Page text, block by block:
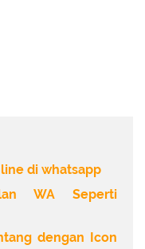
di whatsapp
WA Seperti
dengan Icon